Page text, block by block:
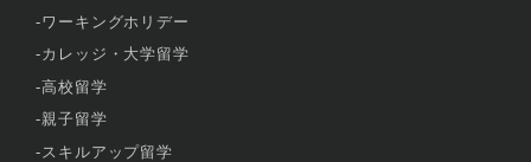
ワーキングホリデー
カレッジ・大学留学
高校留学
親子留学
スキルアップ留学